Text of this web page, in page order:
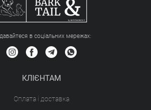
в соціальних мережах:
КЛІЄНТАМ
Оплата і доставка